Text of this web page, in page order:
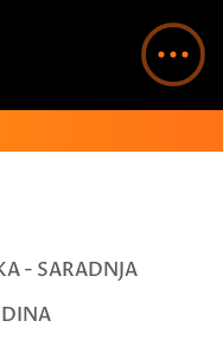
- SARADNJA